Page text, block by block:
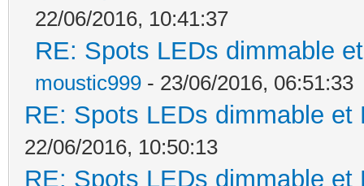
22/06/2016, 10:41:37
RE: Spots LEDs dimmable
moustic999 - 23/06/2016, 06:51:33
RE: Spots LEDs dimmable
22/06/2016, 10:50:13
RE: Spots LEDs dimmable